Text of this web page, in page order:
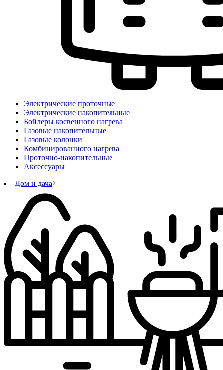
Электрические проточные
Электрические накопительные
Бойлеры косвенного нагрева
Газовые накопительные
Газовые колонки
Комбинированного нагрева
Проточно-накопительные
Аксессуары
Дом и дача